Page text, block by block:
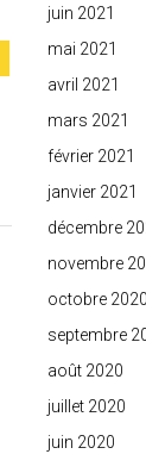
juin 2021
mai 2021
avril 2021
mars 2021
février 2021
janvier 2021
décembre
novembre
octobre 2020
septembre
août 2020
juillet 2020
juin 2020